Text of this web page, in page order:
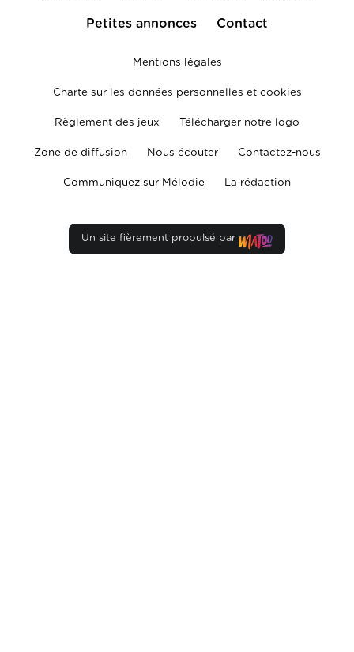
Petites annonces Contact
Mentions légales
Charte sur les données personnelles et cookies
Règlement des jeux Télécharger notre logo
Zone de diffusion Nous écouter Contactez-nous
Communiquez sur Mélodie La rédaction
Un site fièrement propulsé par